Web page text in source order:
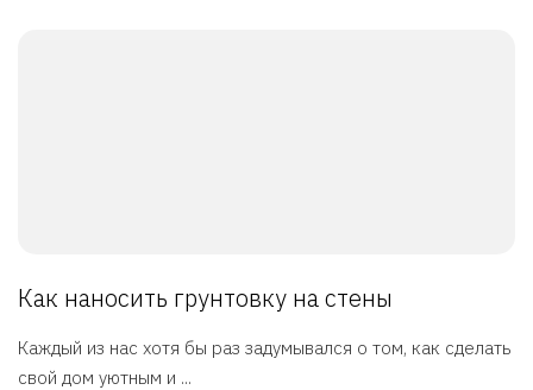
Как наносить грунтовку на стены
Каждый из нас хотя бы раз задумывался о том, как сделать
свой дом уютным и ...